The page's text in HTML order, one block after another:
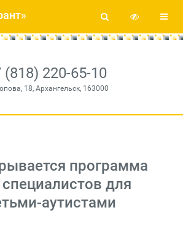
(818) 220-65-10
18, Архангельск, 163000
программа
для
аутистами